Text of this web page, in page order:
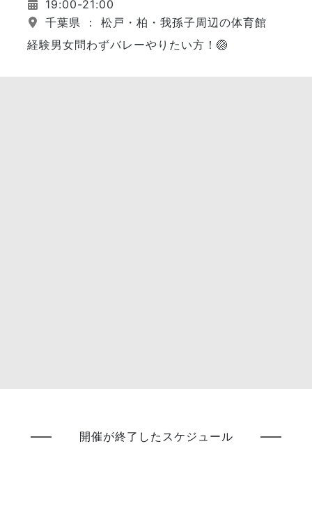
19:00-21:00
千葉県 ： 松戸・柏・我孫子周辺の体育館
経験男女問わずバレーやりたい方！🏐
開催が終了したスケジュール